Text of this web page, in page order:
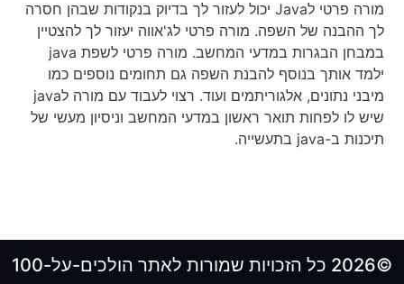
מורה פרטי לJava יכול לעזור לך בדיוק בנקודות שבהן חסרה
לך ההבנה של השפה. מורה פרטי לג'אווה יעזור לך להצטיין
במבחן הבגרות במדעי המחשב. מורה פרטי לשפת java
ילמד אותך בנוסף להבנת השפה גם תחומים נוספים כמו
מיבני נתונים, אלגוריתמים ועוד. רצוי לעבוד עם מורה לjava
שיש לו לפחות תואר ראשון במדעי המחשב וניסיון מעשי של
תיכנות ב-java בתעשייה.
©2026 כל הזכויות שמורות לאתר הולכים-על-100